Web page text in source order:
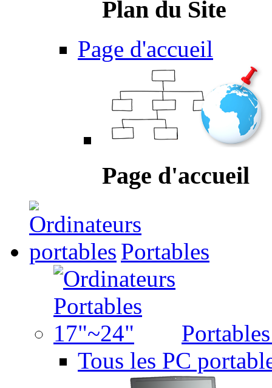
Plan du Site
Page d'accueil
Page d'accueil
Portables
Tous les PC